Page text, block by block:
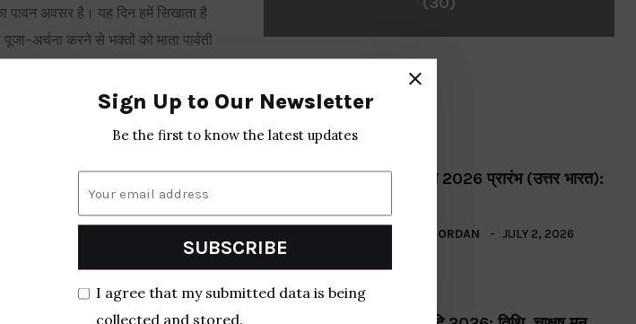
Sign Up to Our Newsletter
Be the first to know the latest updates
SUBSCRIBE
I agree that my submitted data is being
collected and stored.
पावन अवसर है। यह दिन हमें सिखाता है
अर्चना करने से भक्तों को माता पार्वती
NEXT ARTICLE
Recent Post
श्रावण मास 2026 प्रारंभ (उत्तर भारत):
CASEY JORDAN JULY 2, 2026